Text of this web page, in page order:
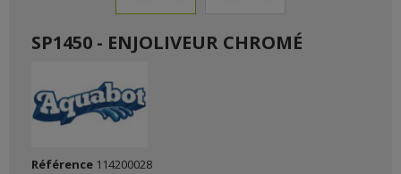
SP1450 - ENJOLIVEUR CHROMÉ
Référence 114200028